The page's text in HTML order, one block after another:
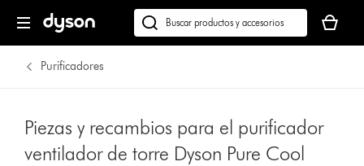
Buscar
en
cesta
está
Purificadores
Piezas y recambios para el purificador
ventilador de torre Dyson Pure Cool